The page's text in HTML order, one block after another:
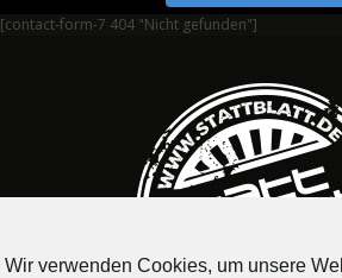
[contact-form-7 404 "Nicht gefunden"]
Wir verwenden Cookies, um unsere